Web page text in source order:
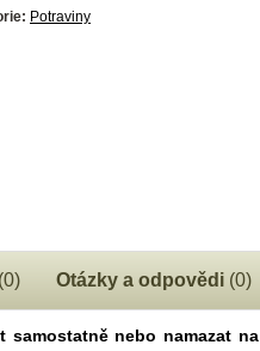
Potraviny
Otázky a odpovědi(0)
nebo namazat na